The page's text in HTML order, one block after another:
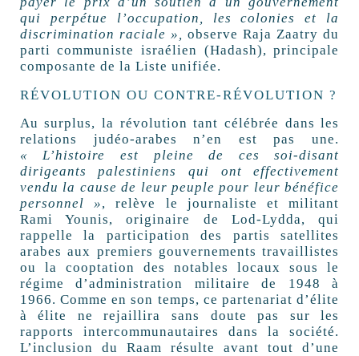
qui perpétue l’occupation, les colonies et la
discrimination raciale »,
observe Raja Zaatry du
parti communiste israélien (Hadash), principale
composante de la Liste unifiée.
RÉVOLUTION OU CONTRE-RÉVOLUTION ?
Au surplus, la révolution tant célébrée dans les
relations judéo-arabes n’en est pas une.
«
L’histoire est pleine de ces soi-disant
dirigeants palestiniens qui ont effectivement
vendu la cause de leur peuple pour leur bénéfice
personnel
», relève le journaliste et militant
Rami Younis, originaire de Lod-Lydda, qui
rappelle la participation des partis satellites
arabes aux premiers gouvernements travaillistes
ou la cooptation des notables locaux sous le
régime d’administration militaire de 1948 à
1966. Comme en son temps, ce partenariat d’élite
à élite ne rejaillira sans doute pas sur les
rapports intercommunautaires dans la société.
L’inclusion du Raam résulte avant tout d’une